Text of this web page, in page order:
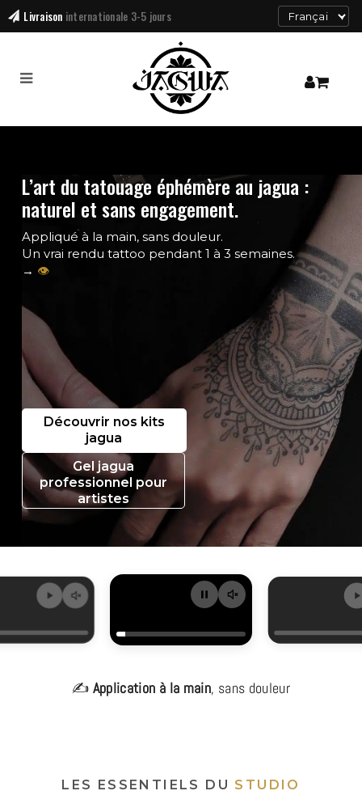
Livraison 48h gratuite dès 60€ d'achat
L’art du tatouage éphémère au jagua :
naturel et sans engagement.
Appliqué à la main, sans douleur.
Un vrai rendu tattoo pendant 1 à 3 semaines.
→ 👁️
Découvrir nos kits
jagua
Gel jagua
professionnel pour
artistes
✍️ Application à la main, sans douleur
LES ESSENTIELS DU STUDIO